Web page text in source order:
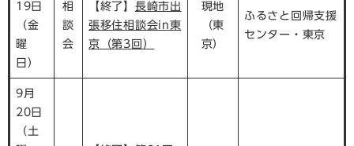
19日
（金
曜
日）
相
談
会
【終了】 長崎市出
張移住相談会in東
京（第3回）
現地
（東
京）
ふるさと回帰支援
センター・東京
9月
20日
（土